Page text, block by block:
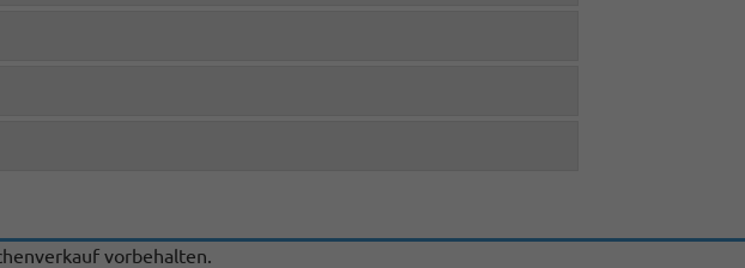
vorbehalten.